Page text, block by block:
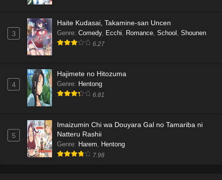
3
Haite Kudasai, Takamine-san Uncen
Genre: Comedy, Ecchi, Romance, School , Shounen
6.27
4
Hajimete no Hitozuma
Genre: Hentong
6.81
5
Imaizumin Chi wa Douyara Gal no Tamariba ni
Natteru Rashii
Genre: Harem, Hentong
7.98